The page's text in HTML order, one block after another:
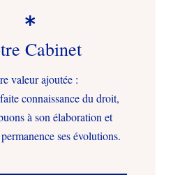

Cabinet
valeur ajoutée :
connaissance du droit,
à son élaboration et
ses évolutions.